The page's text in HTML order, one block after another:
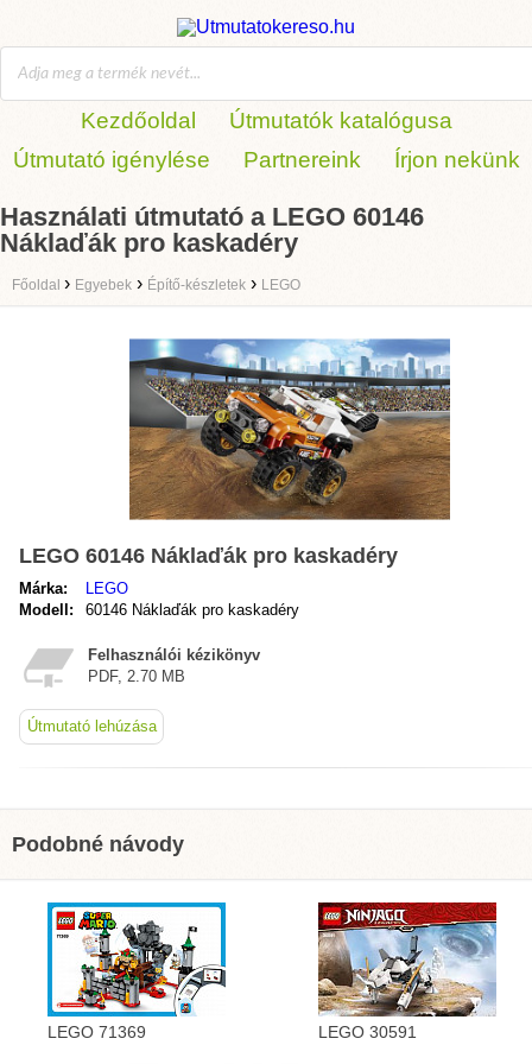
Kezdőoldal
Útmutatók katalógusa
Útmutató igénylése
Partnereink Írjon nekünk
Használati útmutató a LEGO 60146
Náklaďák pro kaskadéry
Főoldal › Egyebek › Építő-készletek › LEGO
LEGO 60146 Náklaďák pro kaskadéry
Márka:
LEGO
Modell:
60146 Náklaďák pro kaskadéry
Felhasználói kézikönyv
PDF, 2.70 MB
Útmutató lehúzása
Podobné návody
LEGO 71369 LEGO 30591